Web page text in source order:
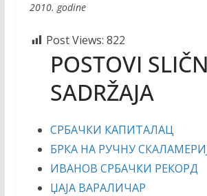
2010. godine
Post Views: 822
POSTOVI
SADRŽAJA
СРБАЧКИ КАПИТАЛАЦ
БРКА НА РУЧНУ
ИВАНОВ СРБАЧКИ РЕКОРД
ЏАЈА ВАРАЛИЧАР